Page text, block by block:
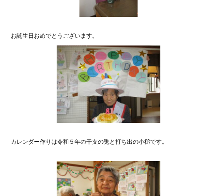
お誕生日おめでとうございます。
カレンダー作りは令和５年の干支の兎と打ち出の小槌です。